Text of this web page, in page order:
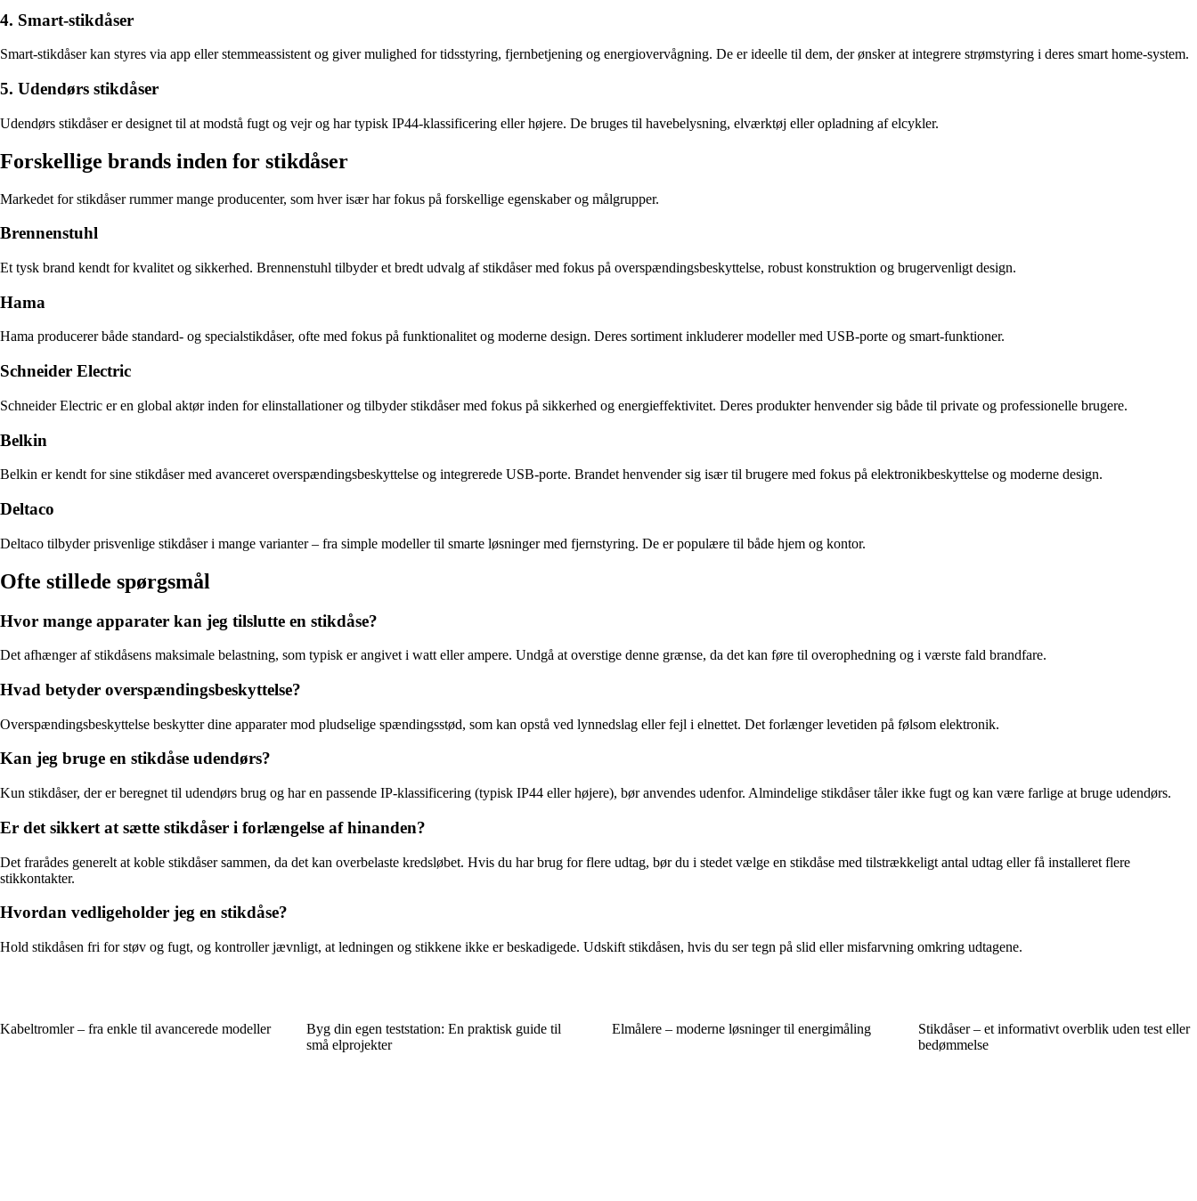
4. Smart-stikdåser
Smart-stikdåser kan styres via app eller stemmeassistent og giver mulighed for tidsstyring, fjernbetjening og energiovervågning. De er ideelle til dem, der ønsker at integrere strømstyring i deres smart home-system.
5. Udendørs stikdåser
Udendørs stikdåser er designet til at modstå fugt og vejr og har typisk IP44-klassificering eller højere. De bruges til havebelysning, elværktøj eller opladning af elcykler.
Forskellige brands inden for stikdåser
Markedet for stikdåser rummer mange producenter, som hver især har fokus på forskellige egenskaber og målgrupper.
Brennenstuhl
Et tysk brand kendt for kvalitet og sikkerhed. Brennenstuhl tilbyder et bredt udvalg af stikdåser med fokus på overspændingsbeskyttelse, robust konstruktion og brugervenligt design.
Hama
Hama producerer både standard- og specialstikdåser, ofte med fokus på funktionalitet og moderne design. Deres sortiment inkluderer modeller med USB-porte og smart-funktioner.
Schneider Electric
Schneider Electric er en global aktør inden for elinstallationer og tilbyder stikdåser med fokus på sikkerhed og energieffektivitet. Deres produkter henvender sig både til private og professionelle brugere.
Belkin
Belkin er kendt for sine stikdåser med avanceret overspændingsbeskyttelse og integrerede USB-porte. Brandet henvender sig især til brugere med fokus på elektronikbeskyttelse og moderne design.
Deltaco
Deltaco tilbyder prisvenlige stikdåser i mange varianter – fra simple modeller til smarte løsninger med fjernstyring. De er populære til både hjem og kontor.
Ofte stillede spørgsmål
Hvor mange apparater kan jeg tilslutte en stikdåse?
Det afhænger af stikdåsens maksimale belastning, som typisk er angivet i watt eller ampere. Undgå at overstige denne grænse, da det kan føre til overophedning og i værste fald brandfare.
Hvad betyder overspændingsbeskyttelse?
Overspændingsbeskyttelse beskytter dine apparater mod pludselige spændingsstød, som kan opstå ved lynnedslag eller fejl i elnettet. Det forlænger levetiden på følsom elektronik.
Kan jeg bruge en stikdåse udendørs?
Kun stikdåser, der er beregnet til udendørs brug og har en passende IP-klassificering (typisk IP44 eller højere), bør anvendes udenfor. Almindelige stikdåser tåler ikke fugt og kan være farlige at bruge udendørs.
Er det sikkert at sætte stikdåser i forlængelse af hinanden?
Det frarådes generelt at koble stikdåser sammen, da det kan overbelaste kredsløbet. Hvis du har brug for flere udtag, bør du i stedet vælge en stikdåse med tilstrækkeligt antal udtag eller få installeret flere
stikkontakter.
Hvordan vedligeholder jeg en stikdåse?
Hold stikdåsen fri for støv og fugt, og kontroller jævnligt, at ledningen og stikkene ikke er beskadigede. Udskift stikdåsen, hvis du ser tegn på slid eller misfarvning omkring udtagene.
Kabeltromler – fra enkle til avancerede modeller
Byg din egen teststation: En praktisk guide til
små elprojekter
Elmålere – moderne løsninger til energimåling
Stikdåser – et informativt overblik uden test eller
bedømmelse